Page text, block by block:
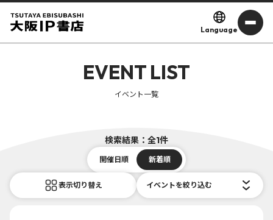
Language
EVENT LIST
イベント一覧
検索結果：全1件
開催日順 新着順
表示切り替え イベントを絞り込む